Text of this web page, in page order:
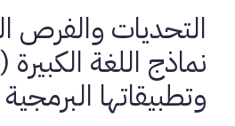
التحديات والفرص
وتطبيقاتها البرمجية